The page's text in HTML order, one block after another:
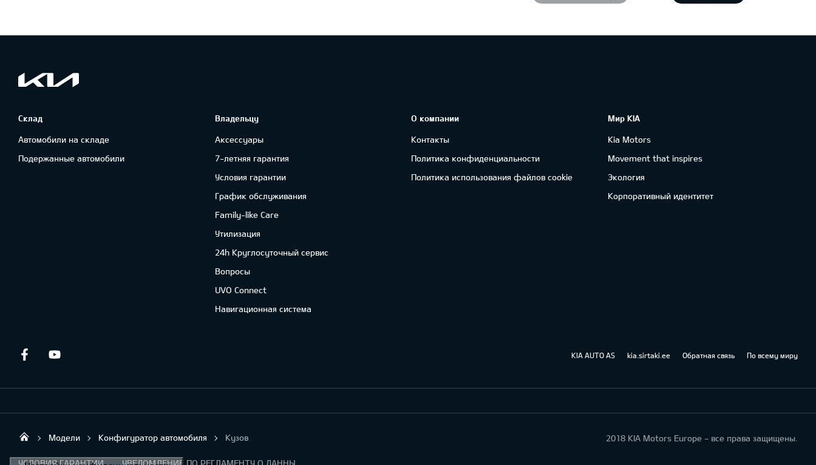
Склад
Автомобили на складе
Подержанные автомобили
Владельцу
Аксессуары
7-летняя гарантия
Условия гарантии
График обслуживания
Family-like Care
Утилизация
24h Круглосуточный сервис
Вопросы
UVO Connect
Навигационная система
О компании
Контакты
Политика конфиденциальности
Политика использования файлов cookie
Мир KIA
Kia Motors
Movement that inspires
Экология
Корпоративный идентитет
Facebook KIA AUTO AS kia.sirtaki.ee Обратная связь По всему миру
Sirtaki OÜ
Модели Конфигуратор автомобиля Кузов 2018 KIA Motors Europe - все права защищены.
УСЛОВИЯ ГАРАНТИИ